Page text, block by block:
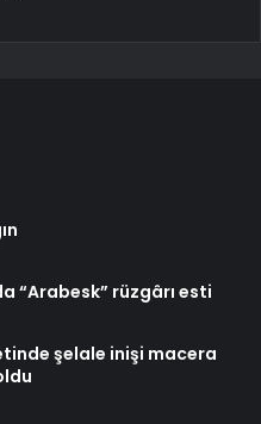
“Arabesk” rüzgârı esti
şelale inişi macera